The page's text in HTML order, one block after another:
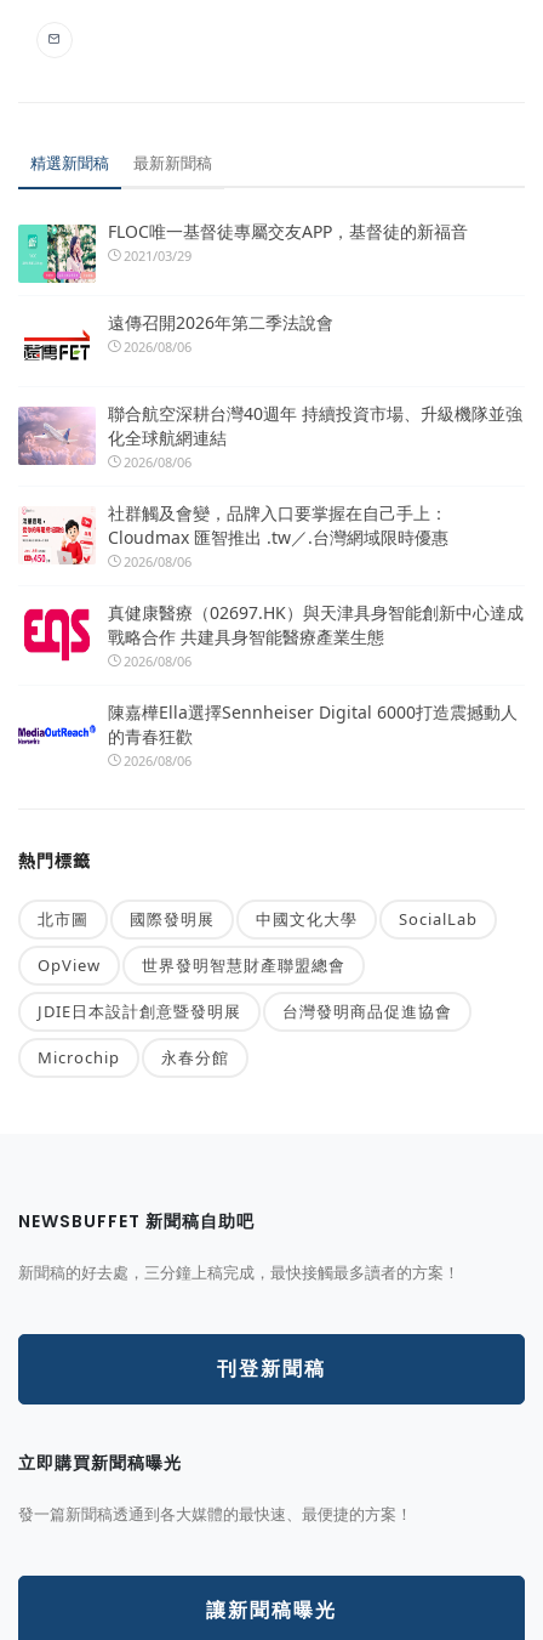
精選新聞稿 最新新聞稿
FLOC唯一基督徒專屬交友APP，基督徒的新福音
2021/03/29
遠傳召開2026年第二季法說會
2026/08/06
聯合航空深耕台灣40週年 持續投資市場、升級機隊並強
化全球航網連結
2026/08/06
社群觸及會變，品牌入口要掌握在自己手上：
Cloudmax 匯智推出 .tw／.台灣網域限時優惠
2026/08/06
真健康醫療（02697.HK）與天津具身智能創新中心達成
戰略合作 共建具身智能醫療產業生態
2026/08/06
陳嘉樺Ella選擇Sennheiser Digital 6000打造震撼動人
的青春狂歡
2026/08/06
熱門標籤
北市圖 國際發明展 中國文化大學 SocialLab
OpView 世界發明智慧財產聯盟總會
JDIE日本設計創意暨發明展 台灣發明商品促進協會
Microchip 永春分館
NEWSBUFFET 新聞稿自助吧
新聞稿的好去處，三分鐘上稿完成，最快接觸最多讀者的方案！
刊登新聞稿
立即購買新聞稿曝光
發一篇新聞稿透通到各大媒體的最快速、最便捷的方案！
讓新聞稿曝光